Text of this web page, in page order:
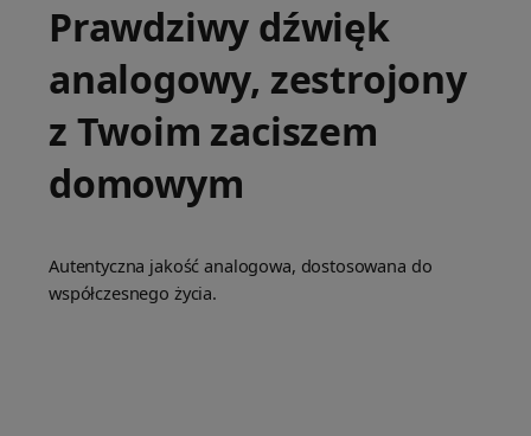
Prawdziwy dźwięk
analogowy, zestrojony
z Twoim zaciszem
domowym
Autentyczna jakość analogowa, dostosowana do
współczesnego życia.